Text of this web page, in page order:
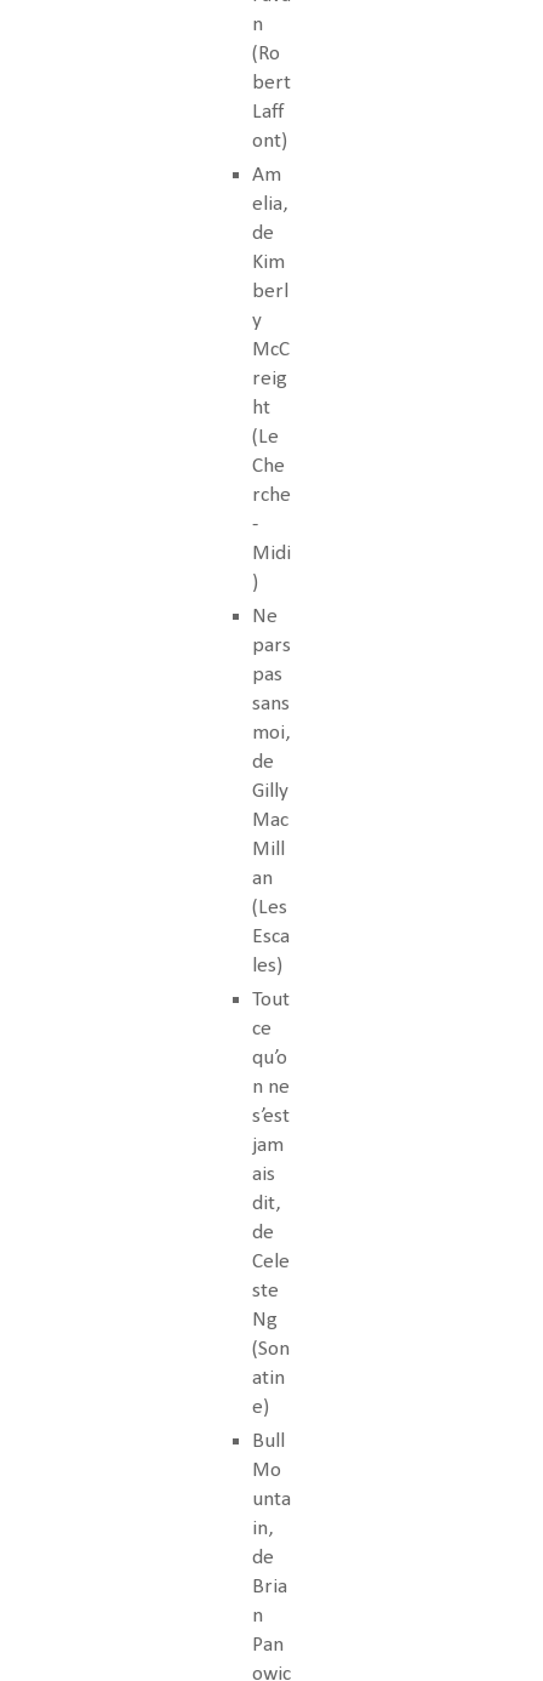
n
(Ro
bert
Laff
ont)
Am
elia,
de
Kim
berl
y
McC
reig
ht
(Le
Che
rche
-
Midi
)
Ne
pars
pas
sans
moi,
de
Gilly
Mac
Mill
an
(Les
Esca
les)
Tout
ce
qu’o
n ne
s’est
jam
ais
dit,
de
Cele
ste
Ng
(Son
atin
e)
Bull
Mo
unta
in,
de
Bria
n
Pan
owic